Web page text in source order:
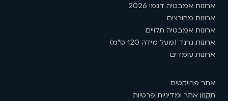
ארונות אמבטיה דגמי 2026
ארונות מחורצים
ארונות אמבטיה תלויים
ארונות גרנד (מעל מידה 120 ס"מ)
ארונות עומדים
אתר פרויקטים
תקנון אתר ומדיניות פרטיות